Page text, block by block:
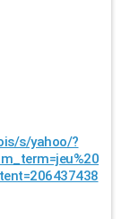
s/yahoo/?